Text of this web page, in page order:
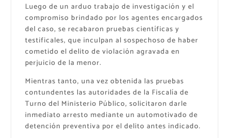
Luego de un arduo trabajo de investigación y el
compromiso brindado por los agentes encargados
del caso, se recabaron pruebas científicas y
testificales, que inculpan al sospechoso de haber
cometido el delito de violación agravada en
perjuicio de la menor.
Mientras tanto, una vez obtenida las pruebas
contundentes las autoridades de la Fiscalía de
Turno del Ministerio Público, solicitaron darle
inmediato arresto mediante un automotivado de
detención preventiva por el delito antes indicado.